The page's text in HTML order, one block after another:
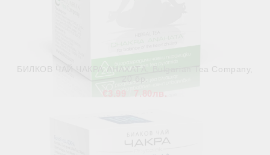
БИЛКОВ ЧАЙ ЧАКРА АНАХАТА, Bulgarian Tea Company,